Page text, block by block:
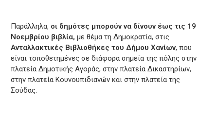
Παράλληλα, οι δημότες μπορούν να δίνουν έως τις 19
Νοεμβρίου βιβλία, με θέμα τη Δημοκρατία, στις
Ανταλλακτικές Βιβλιοθήκες του Δήμου Χανίων, που
είναι τοποθετημένες σε διάφορα σημεία της πόλης στην
πλατεία Δημοτικής Αγοράς, στην πλατεία Δικαστηρίων,
στην πλατεία Κουνουπιδιανών και στην πλατεία της
Σούδας.